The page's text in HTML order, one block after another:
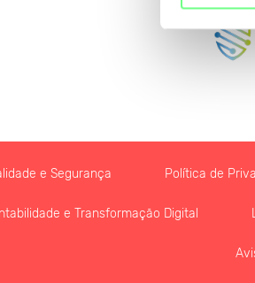
e Segurança Política de
e Transformação Digital